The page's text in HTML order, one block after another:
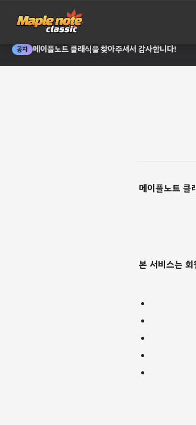
공지 메이플노트 클래식을 찾아주셔서 감사합니다!
메이플노트 클
본 서비스는